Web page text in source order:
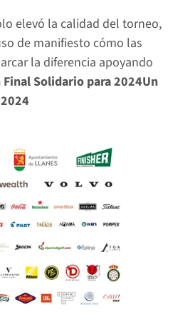
elevó la calidad del torneo,
de manifiesto cómo las
la diferencia apoyando
Final Solidario para 2024Un